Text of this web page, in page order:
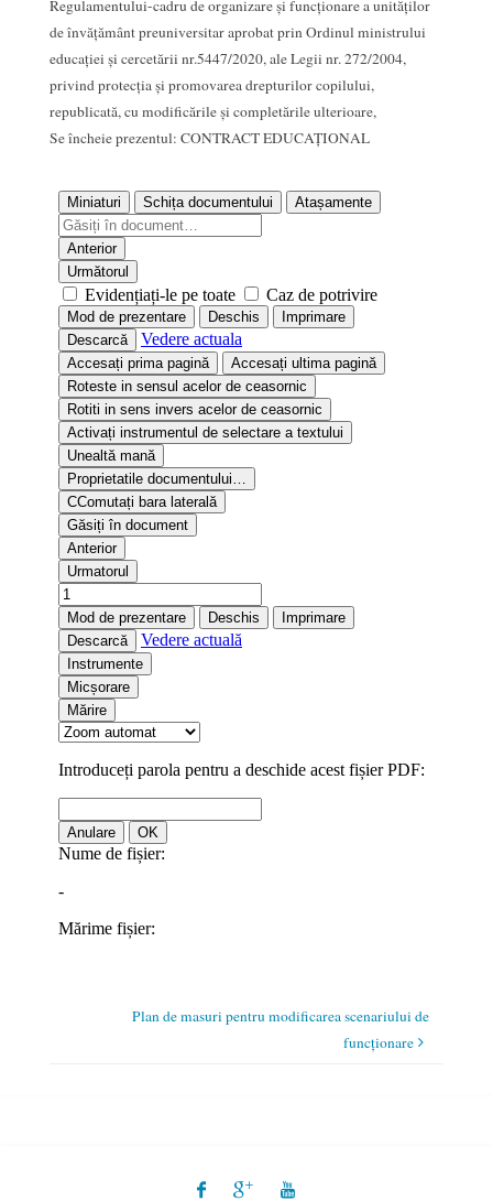
Regulamentului-cadru de organizare şi funcţionare a unităţilor
de învăţământ preuniversitar aprobat prin Ordinul ministrului
educației și cercetării nr.5447/2020, ale Legii nr. 272/2004,
privind protecţia şi promovarea drepturilor copilului,
republicată, cu modificările și completările ulterioare,
Se încheie prezentul: CONTRACT EDUCAŢIONAL
Plan de masuri pentru modificarea scenariului de
funcționare